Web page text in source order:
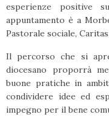
esperienze positive
appuntamento è a
Pastorale sociale, Caritas
Il percorso che si
diocesano proporrà
buone pratiche in
condividere idee ed
impegno per il bene